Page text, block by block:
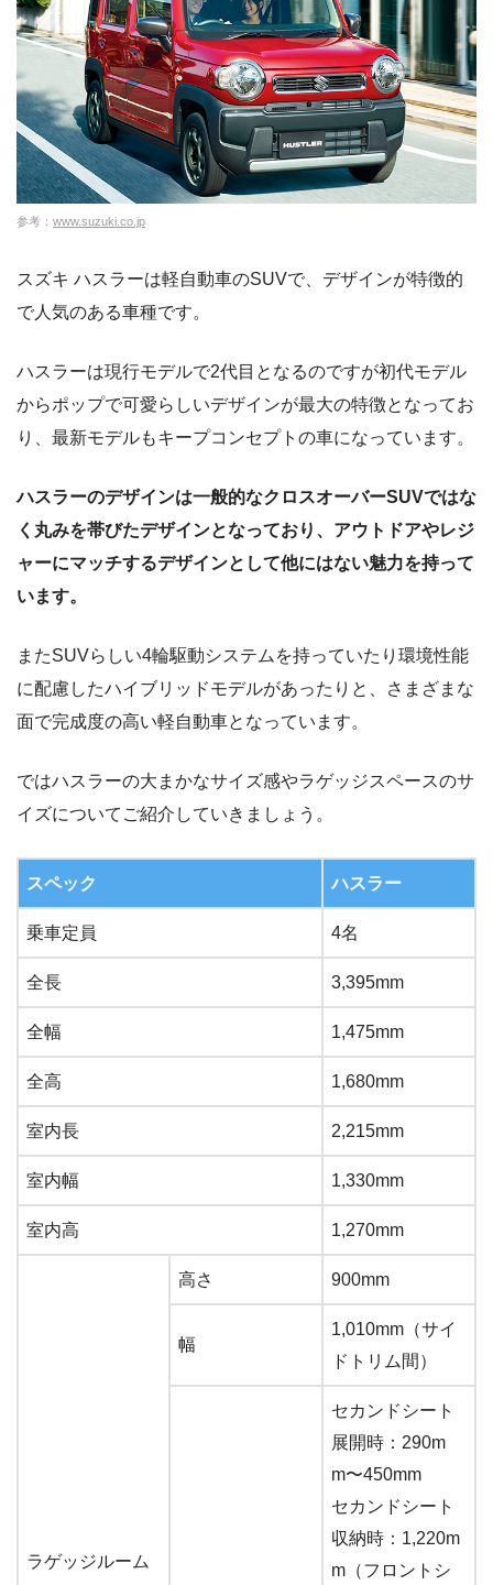
参考： www.suzuki.co.jp
スズキ ハスラーは軽自動車のSUVで、デザインが特徴的
で人気のある車種です。
ハスラーは現行モデルで2代目となるのですが初代モデル
からポップで可愛らしいデザインが最大の特徴となってお
り、最新モデルもキープコンセプトの車になっています。
ハスラーのデザインは一般的なクロスオーバーSUVではな
く丸みを帯びたデザインとなっており、アウトドアやレジ
ャーにマッチするデザインとして他にはない魅力を持って
います。
またSUVらしい4輪駆動システムを持っていたり環境性能
に配慮したハイブリッドモデルがあったりと、さまざまな
面で完成度の高い軽自動車となっています。
ではハスラーの大まかなサイズ感やラゲッジスペースのサ
イズについてご紹介していきましょう。
スペック ハスラー
乗車定員 4名
全長 3,395mm
全幅 1,475mm
全高 1,680mm
室内長 2,215mm
室内幅 1,330mm
室内高 1,270mm
ラゲッジルーム
高さ 900mm
幅
1,010mm（サイ
ドトリム間）
セカンドシート
展開時：290m
m〜450mm
セカンドシート
収納時：1,220m
m（フロントシ